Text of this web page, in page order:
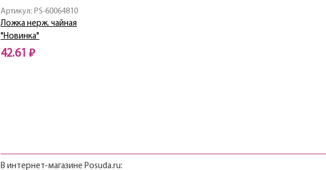
Артикул: PS-60064810
Ложка нерж. чайная
"Новинка"
42.61 ₽
В интернет-магазине Posuda.ru: